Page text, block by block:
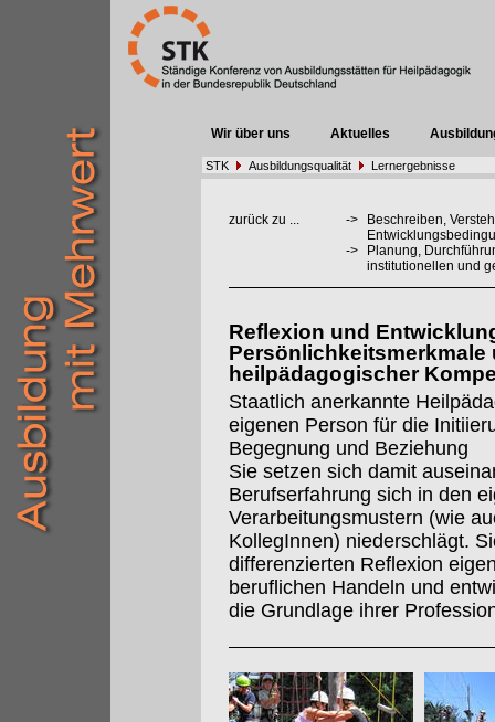
Wir über uns Aktuelles
STK Ausbildungsqualität Lernergebnisse
zurück zu ... ->
Beschreiben,
->
Planung,
institutionellen und
Reflexion und
heilpädagogischer
Staatlich anerkannte
eigenen Person für die
Begegnung und Beziehung
Sie setzen sich damit
Berufserfahrung sich in den
Verarbeitungsmustern (wie
KollegInnen) niederschlägt.
differenzierten Reflexion
beruflichen Handeln und
die Grundlage ihrer